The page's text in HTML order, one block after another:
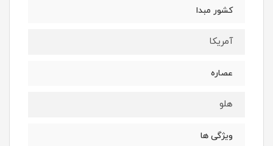
کشور مبدا
آمریکا
عصاره
هلو
ویژگی ها